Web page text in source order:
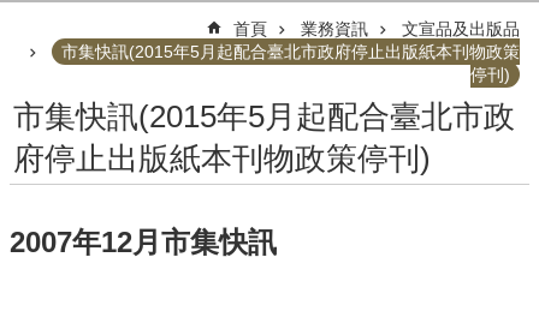
首頁 業務資訊
文宣品及出版品
市集快訊(2015年5月起配合臺北市政府停止出版紙本刊物政策
停刊)
市集快訊(2015年5月起配合臺北市政
府停止出版紙本刊物政策停刊)
2007年12月市集快訊